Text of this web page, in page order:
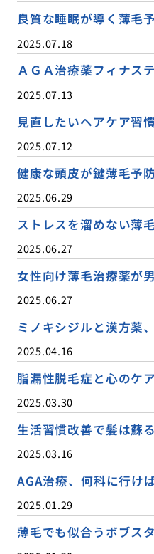
良質な睡眠が導く薄毛
2025.07.18
ＡＧＡ治療薬フィナス
2025.07.13
見直したいヘアケア習
2025.07.12
健康な頭皮が鍵薄毛予
2025.06.29
ストレスを溜めない薄
2025.06.27
女性向け薄毛治療薬が
2025.06.27
ミノキシジルと漢方薬
2025.04.16
脂漏性脱毛症と心のケ
2025.03.30
生活習慣改善で髪は蘇
2025.03.16
AGA治療、何科に行け
2025.01.29
薄毛でも似合うボブス